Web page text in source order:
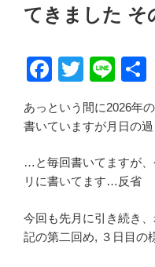
てきました そ
F
c
b
o
o
k
T
tt
Li
e
あっという間に2026年
書いていますが月日の
…と毎回書いてますが
リに書いてます…反省
今回も先月に引き続き
記の第二回め, ３日目の